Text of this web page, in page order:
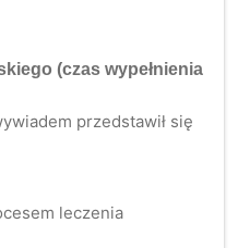
(czas wypełnienia
przedstawił się
leczenia